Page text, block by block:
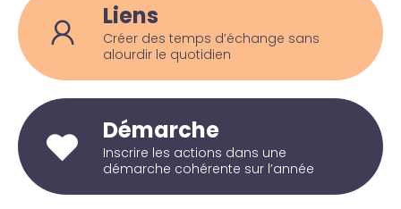
Liens
Créer des temps d’échange sans
alourdir le quotidien
Démarche
Inscrire les actions dans une
démarche cohérente sur l’année